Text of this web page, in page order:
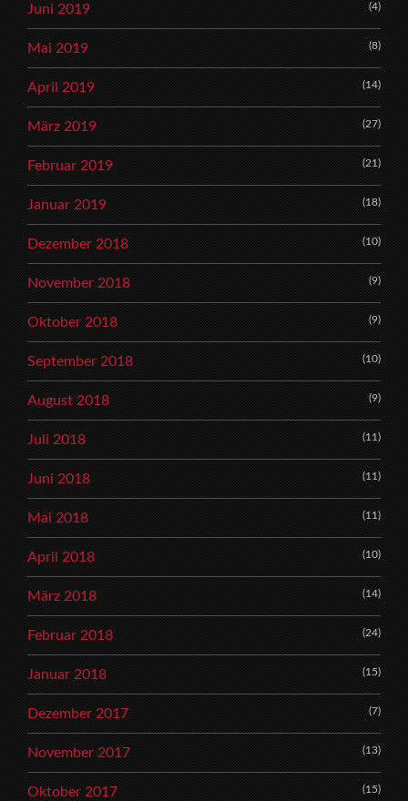
Juni 2019 (4)
Mai 2019 (8)
April 2019 (14)
März 2019 (27)
Februar 2019 (21)
Januar 2019 (18)
Dezember 2018 (10)
November 2018 (9)
Oktober 2018 (9)
September 2018 (10)
August 2018 (9)
Juli 2018 (11)
Juni 2018 (11)
Mai 2018 (11)
April 2018 (10)
März 2018 (14)
Februar 2018 (24)
Januar 2018 (15)
Dezember 2017 (7)
November 2017 (13)
Oktober 2017 (15)